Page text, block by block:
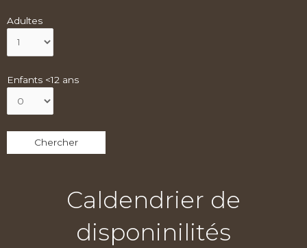
Adultes
Enfants <12 ans
Caldendrier de
disponinilités